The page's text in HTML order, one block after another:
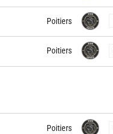
Poitiers
Poitiers
Poitiers